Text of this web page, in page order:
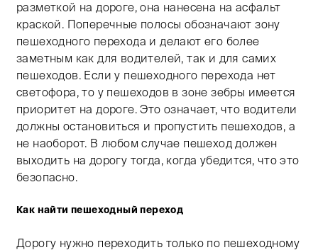
разметкой на дороге, она нанесена на асфальт
краской. Поперечные полосы обозначают зону
пешеходного перехода и делают его более
заметным как для водителей, так и для самих
пешеходов. Если у пешеходного перехода нет
светофора, то у пешеходов в зоне зебры имеется
приоритет на дороге. Это означает, что водители
должны остановиться и пропустить пешеходов, а
не наоборот. В любом случае пешеход должен
выходить на дорогу тогда, когда убедится, что это
безопасно.
Как найти пешеходный переход
Дорогу нужно переходить только по пешеходному